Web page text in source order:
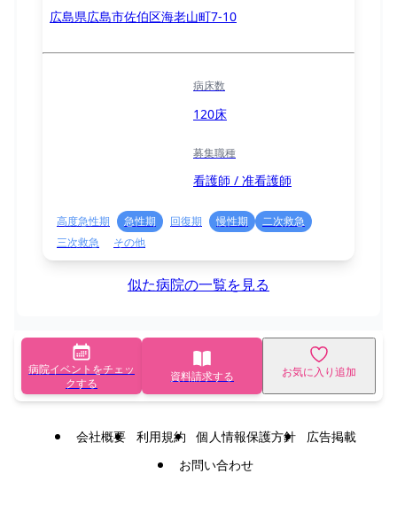
広島県広島市佐伯区海老山町7-10
病床数
120床
募集職種
看護師 / 准看護師
高度急性期 急性期 回復期 慢性期
二次救急
三次救急
その他
似た病院の一覧を見る
病院イベントをチェッ
クする
資料請求する お気に入り追加
会社概要 利用規約 個人情報保護方針
広告掲載
お問い合わせ